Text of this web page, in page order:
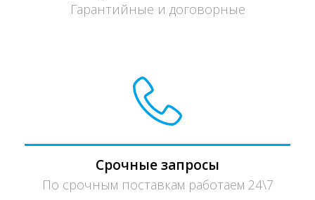
Гарантийные и договорные
Срочные запросы
По срочным поставкам работаем 24\7